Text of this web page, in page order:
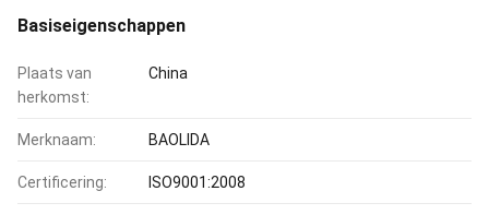
Basiseigenschappen
Plaats van
herkomst:
China
Merknaam: BAOLIDA
Certificering: ISO9001:2008